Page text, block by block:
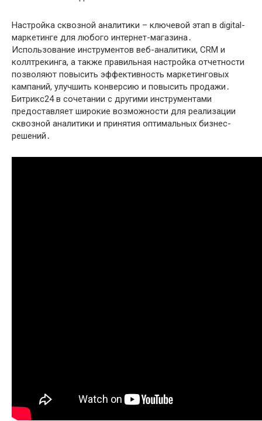
Настройка сквозной аналитики – ключевой этап в digital-
маркетинге для любого интернет-магазина․
Использование инструментов веб-аналитики, CRM и
коллтрекинга, а также правильная настройка отчетности
позволяют повысить эффективность маркетинговых
кампаний, улучшить конверсию и повысить продажи․
Битрикс24 в сочетании с другими инструментами
предоставляет широкие возможности для реализации
сквозной аналитики и принятия оптимальных бизнес-
решений․